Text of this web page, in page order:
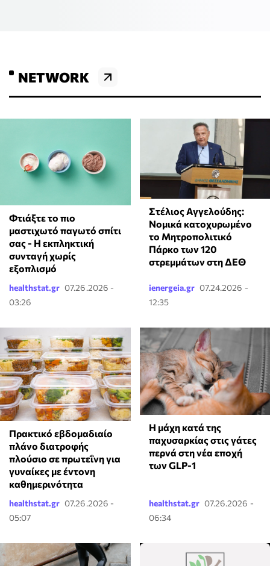
NETWORK
Φτιάξτε το πιο
μαστιχωτό παγωτό σπίτι
σας - Η εκπληκτική
συνταγή χωρίς
εξοπλισμό
healthstat.gr 07.26.2026 -
03:26
Στέλιος Αγγελούδης:
Νομικά κατοχυρωμένο
το Μητροπολιτικό
Πάρκο των 120
στρεμμάτων στη ΔΕΘ
ienergeia.gr 07.24.2026 -
12:35
Πρακτικό εβδομαδιαίο
πλάνο διατροφής
πλούσιο σε πρωτεΐνη για
γυναίκες με έντονη
καθημερινότητα
healthstat.gr 07.26.2026 -
05:07
Η μάχη κατά της
παχυσαρκίας στις γάτες
περνά στη νέα εποχή
των GLP-1
healthstat.gr 07.26.2026 -
06:34